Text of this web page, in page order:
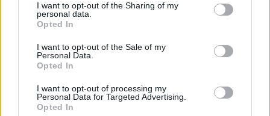
not limited to your visit or usage behaviour. You may click to
grant or deny consent to Google and its third-party tags to
use your data for below specified purposes in below Google
consent section.
I want to opt-out of the Sharing of my
personal data.
Opted In
I want to opt-out of the Sale of my
Personal Data.
Opted In
I want to opt-out of processing my
Personal Data for Targeted Advertising.
Opted In
Ιωάννα Τούνη: Η throwback φωτογραφία
από την Ίμπιζα με τον Δημήτρη
Σπυριδωνίδη
Πιο σχολιασμένα
Marfin: Η 46χρονη πήρε προθεσμία για
να απολογηθεί την Τρίτη – «Είναι αθώα,